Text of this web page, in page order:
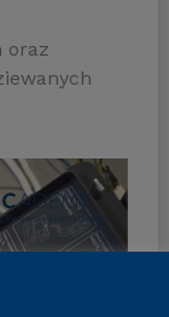
oraz